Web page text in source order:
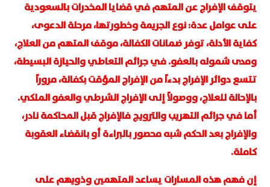
يتوقف الإفراج عن المتهم في قضايا المخدرات بالسعودية
على عوامل عدة: نوع الجريمة وخطورتها، مرحلة الدعوى،
كفاية الأدلة، توفر ضمانات الكفالة، موقف المتهم من العلاج،
ومدى شموله بالعفو. في جرائم التعاطي والحيازة البسيطة،
تتسع دوائر الإفراج بدءاً من الإفراج المؤقت بكفالة، مروراً
بالإحالة للعلاج، ووصولاً إلى الإفراج الشرطي والعفو الملكي.
أما في جرائم التهريب والترويج فالإفراج قبل المحاكمة نادر،
والإفراج بعد الحكم شبه محصور بالبراءة أو بانقضاء العقوبة
كاملة.
إن فهم هذه المسارات يساعد المتهمين وذويهم على